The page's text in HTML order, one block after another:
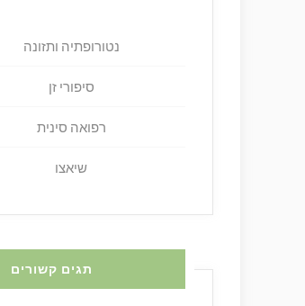
נטורופתיה ותזונה
סיפורי זן
רפואה סינית
שיאצו
תגים קשורים